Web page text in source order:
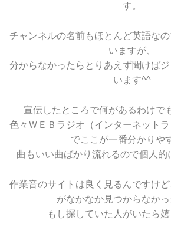
す。
チャンネルの名前もほとんど英語な
いますが、
分からなかったらとりあえず聞けば
います^^
宣伝したところで何があるわけで
色々ＷＥＢラジオ（インターネット
でここが一番分かりや
曲もいい曲ばかり流れるので個人的
作業音のサイトは良く見るんですけ
がなかなか見つからなかっ
もし探していた人がいたら嬉